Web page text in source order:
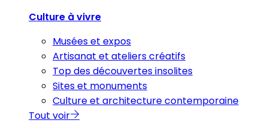
Culture à vivre
Musées et expos
Artisanat et ateliers créatifs
Top des découvertes insolites
Sites et monuments
Culture et architecture contemporaine
Tout voir